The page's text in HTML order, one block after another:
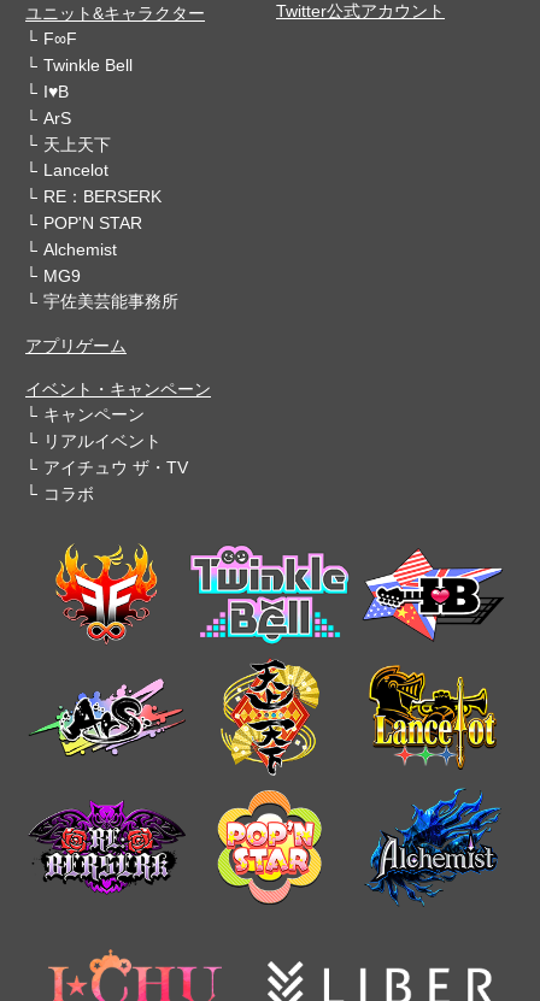
ユニット&キャラクター
F∞F
Twinkle Bell
I♥B
ArS
天上天下
Lancelot
RE：BERSERK
POP'N STAR
Alchemist
MG9
宇佐美芸能事務所
アプリゲーム
イベント・キャンペーン
キャンペーン
リアルイベント
アイチュウ ザ・TV
コラボ
Twitter公式アカウント